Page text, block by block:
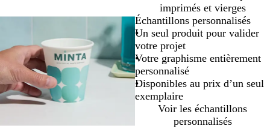
imprimés et vierges
Échantillons personnalisés
Un seul produit pour valider
votre projet
Votre graphisme entièrement
personnalisé
Disponibles au prix d’un seul
exemplaire
Voir les échantillons
personnalisés